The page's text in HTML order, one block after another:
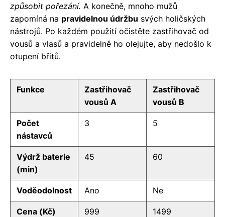
způsobit pořezání. A konečně, mnoho mužů
zapomíná na pravidelnou údržbu svých holičských
nástrojů. Po každém použití očistěte zastřihovač od
vousů a vlasů a pravidelně ho olejujte, aby nedošlo k
otupení břitů.
Funkce
Zastřihovač
vousů A
Zastřihovač
vousů B
Počet
nástavců
3 5
Výdrž baterie
(min)
45 60
Voděodolnost Ano Ne
Cena (Kč) 999 1499